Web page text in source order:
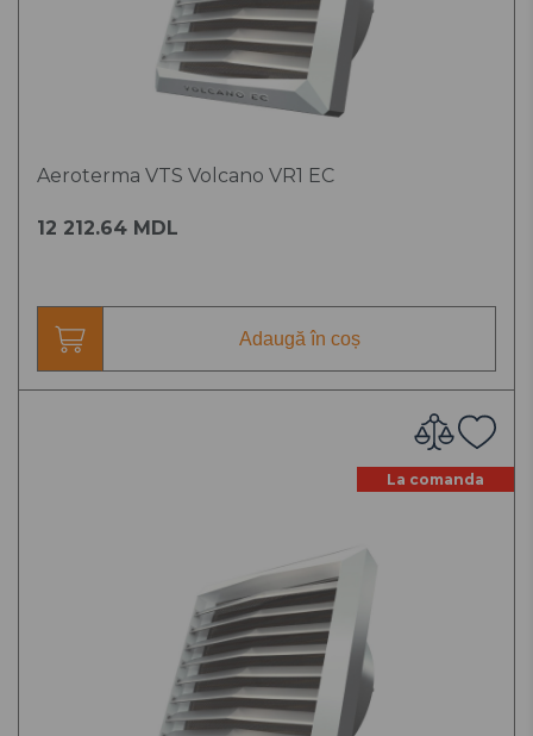
Aeroterma VTS Volcano VR1 EC
12 212.64 MDL
Adaugă în coș
La comanda